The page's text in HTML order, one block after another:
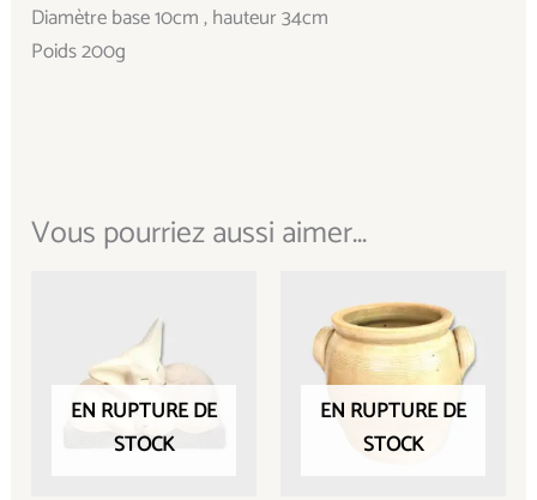
Diamètre base 10cm , hauteur 34cm
Poids 200g
Vous pourriez aussi aimer...
EN RUPTURE DE
STOCK
EN RUPTURE DE
STOCK